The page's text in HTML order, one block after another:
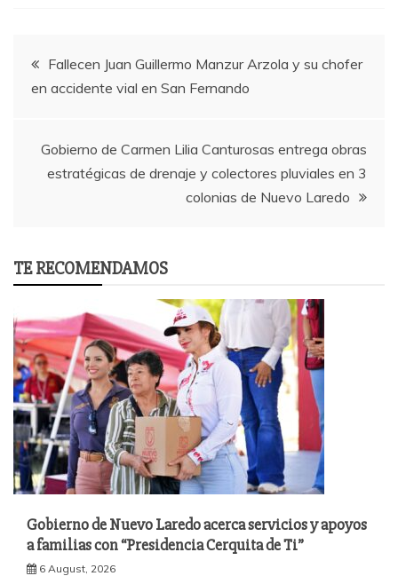
Post
navigation
Fallecen Juan Guillermo Manzur Arzola y su chofer
en accidente vial en San Fernando
Gobierno de Carmen Lilia Canturosas entrega obras
estratégicas de drenaje y colectores pluviales en 3
colonias de Nuevo Laredo
TE RECOMENDAMOS
Gobierno de Nuevo Laredo acerca servicios y apoyos
a familias con “Presidencia Cerquita de Ti”
6 August, 2026